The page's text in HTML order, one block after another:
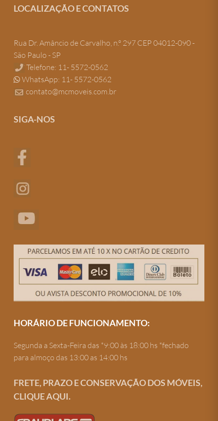
LOCALIZAÇÃO E CONTATOS
Rua Dr. Amâncio de Carvalho, n.º 297 CEP 04012-090 -
São Paulo - SP
Telefone: 11- 5572-0562
WhatsApp: 11- 5572-0562
contato@mcmoveis.com.br
SIGA-NOS
HORÁRIO DE FUNCIONAMENTO:
Segunda a Sexta-Feira das *9:00 às 18:00 hs *fechado
para almoço das 13:00 as 14:00 hs
FRETE, PRAZO E CONSERVAÇÃO DOS MÓVEIS,
CLIQUE AQUI.